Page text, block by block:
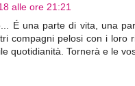
alle ore 21:21
É una parte di vita, una
compagni pelosi con i loro
quotidianità. Tornerà e le